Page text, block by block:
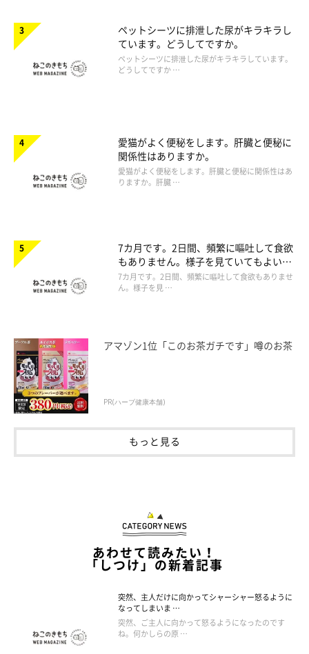
ペットシーツに排泄した尿がキラキラし
ています。どうしてですか。
ペットシーツに排泄した尿がキラキラしています。
どうしてですか …
愛猫がよく便秘をします。肝臓と便秘に
関係性はありますか。
愛猫がよく便秘をします。肝臓と便秘に関係性はあ
りますか。肝臓 …
7カ月です。2日間、頻繁に嘔吐して食欲
もありません。様子を見ていてもよいで
しょうか。
7カ月です。2日間、頻繁に嘔吐して食欲もありませ
ん。様子を見 …
アマゾン1位「このお茶ガチです」噂のお茶
PR(ハーブ健康本舗)
もっと見る
あわせて読みたい！
「しつけ」の新着記事
突然、主人だけに向かってシャーシャー怒るように
なってしまいま …
突然、ご主人に向かって怒るようになったのです
ね。何かしらの原 …